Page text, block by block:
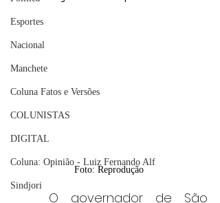
Esportes
Nacional
Manchete
Coluna Fatos e Versões
COLUNISTAS
DIGITAL
Coluna: Opinião - Luiz Fernando Alf
Sindjori
Foto: Reprodução